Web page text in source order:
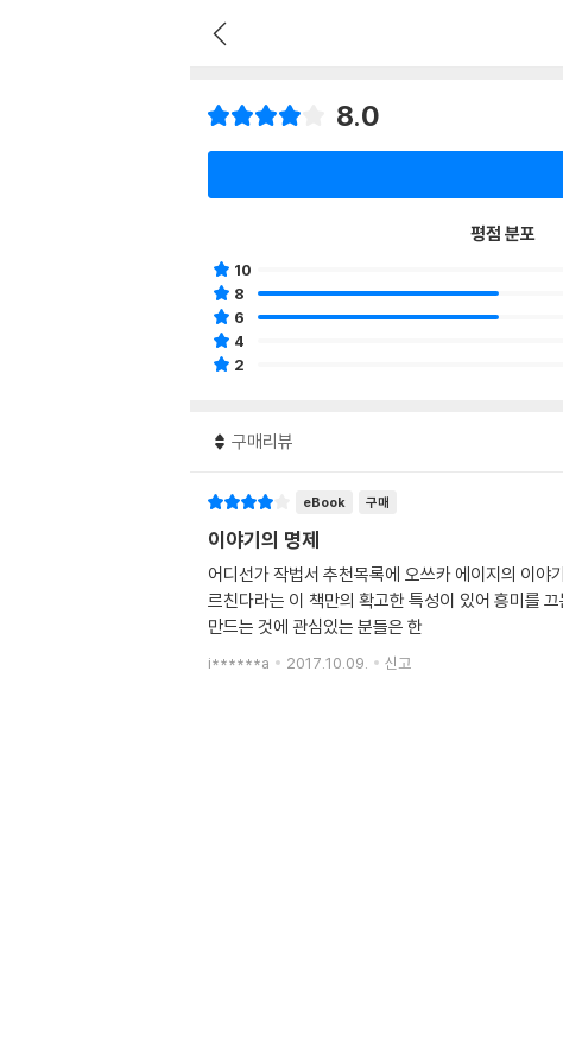
8.0
평점 분포
10
8
6
4
2
구매리뷰
eBook 구매
이야기의 명제
어디선가 작법서 추천목록에 오쓰카 에이지의 이
르친다라는 이 책만의 확고한 특성이 있어 흥미를
만드는 것에 관심있는 분들은 한
i******a 2017.10.09. 신고